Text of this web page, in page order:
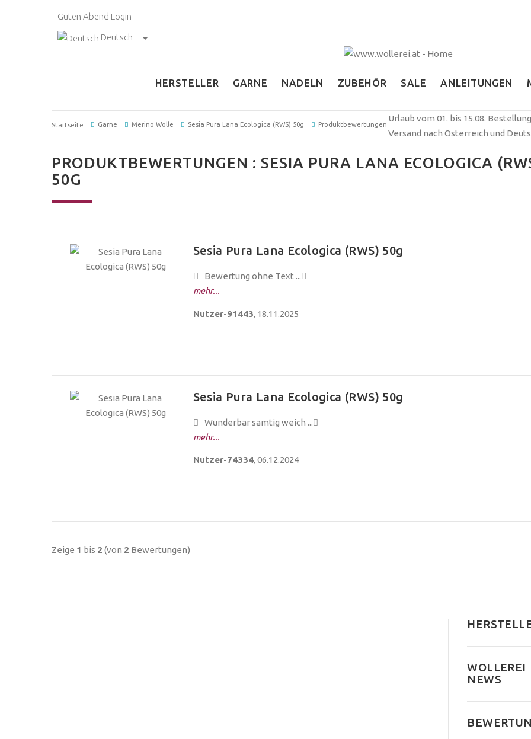
Guten Abend Login
Deutsch
HERSTELLER GARNE NADELN ZUBEHÖR SALE ANLEITUNGEN
Startseite Garne Merino Wolle Sesia Pura Lana Ecologica (RWS) 50g Produktbewertungen
Urlaub vom 01. bis 15.08.
Versand nach Österreich und
PRODUKTBEWERTUNGEN : SESIA PURA LANA ECOLOGICA
50G
Sesia Pura Lana Ecologica (RWS) 50g
Bewertung ohne Text ...
mehr...
Nutzer-91443, 18.11.2025
Sesia Pura Lana Ecologica (RWS) 50g
Wunderbar samtig weich ...
mehr...
Nutzer-74334, 06.12.2024
Zeige 1 bis 2 (von 2 Bewertungen)
WOLLEREI
NEWS